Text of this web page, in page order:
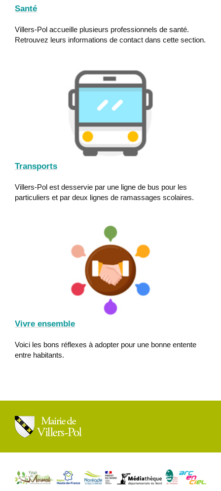
Santé
Villers-Pol accueille plusieurs professionnels de santé.
Retrouvez leurs informations de contact dans cette section.
Transports
Villers-Pol est desservie par une ligne de bus pour les
particuliers et par deux lignes de ramassages scolaires.
Vivre ensemble
Voici les bons réflexes à adopter pour une bonne entente
entre habitants.